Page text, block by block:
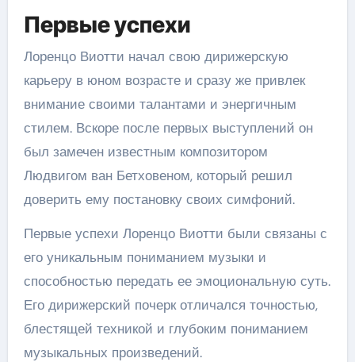
Первые успехи
Лоренцо Виотти начал свою дирижерскую
карьеру в юном возрасте и сразу же привлек
внимание своими талантами и энергичным
стилем. Вскоре после первых выступлений он
был замечен известным композитором
Людвигом ван Бетховеном, который решил
доверить ему постановку своих симфоний.
Первые успехи Лоренцо Виотти были связаны с
его уникальным пониманием музыки и
способностью передать ее эмоциональную суть.
Его дирижерский почерк отличался точностью,
блестящей техникой и глубоким пониманием
музыкальных произведений.